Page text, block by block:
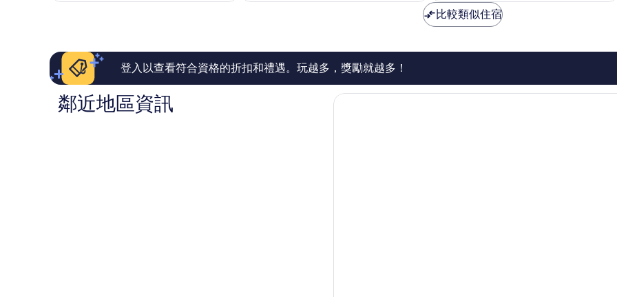
論
論
1,006
則
論
比較類似住宿
登入以查看符合資格的折扣和禮遇。玩越多，獎勵就越多！
鄰近地區資訊